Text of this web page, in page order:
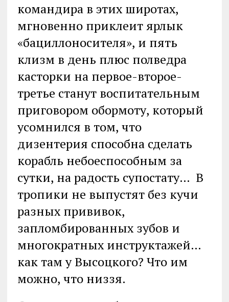
командира в этих широтах,
мгновенно приклеит ярлык
«бациллоносителя», и пять
клизм в день плюс полведра
касторки на первое-второе-
третье станут воспитательным
приговором обормоту, который
усомнился в том, что
дизентерия способна сделать
корабль небоеспособным за
сутки, на радость супостату… В
тропики не выпустят без кучи
разных прививок,
запломбированных зубов и
многократных инструктажей…
как там у Высоцкого? Что им
можно, что низзя.